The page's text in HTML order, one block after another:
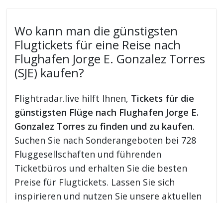
Wo kann man die günstigsten
Flugtickets für eine Reise nach
Flughafen Jorge E. Gonzalez Torres
(SJE) kaufen?
Flightradar.live hilft Ihnen, Tickets für die
günstigsten Flüge nach Flughafen Jorge E.
Gonzalez Torres zu finden und zu kaufen.
Suchen Sie nach Sonderangeboten bei 728
Fluggesellschaften und führenden
Ticketbüros und erhalten Sie die besten
Preise für Flugtickets. Lassen Sie sich
inspirieren und nutzen Sie unsere aktuellen